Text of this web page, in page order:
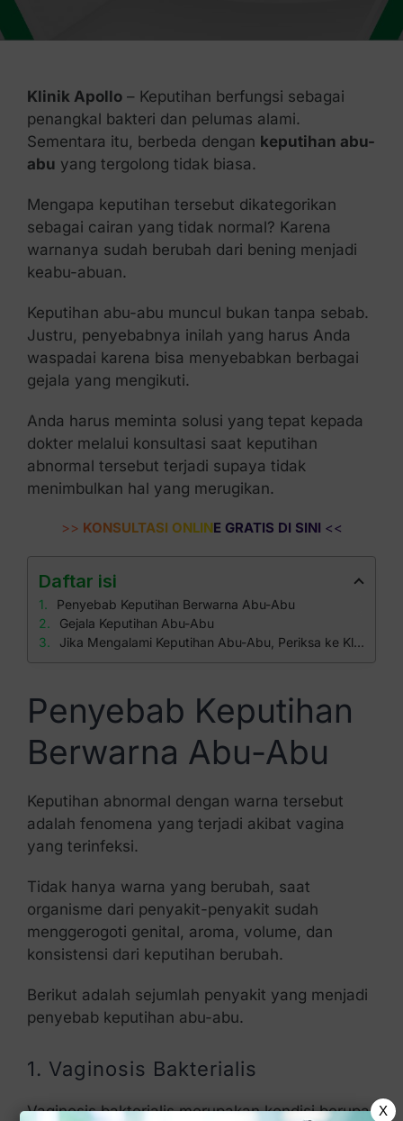
Klinik Apollo– Keputihan berfungsi sebagai
penangkal bakteri dan pelumas alami.
Sementara itu, berbeda dengan keputihan abu-
abu yang tergolong tidak biasa.
Mengapa keputihan tersebut dikategorikan
sebagai cairan yang tidak normal? Karena
warnanya sudah berubah dari bening menjadi
keabu-abuan.
Keputihan abu-abu muncul bukan tanpa sebab.
Justru, penyebabnya inilah yang harus Anda
waspadai karena bisa menyebabkan berbagai
gejala yang mengikuti.
Anda harus meminta solusi yang tepat kepada
dokter melalui konsultasi saat keputihan
abnormal tersebut terjadi supaya tidak
menimbulkan hal yang merugikan.
>> KONSULTASI ONLINE GRATIS DI SINI <<
Daftar isi
Penyebab Keputihan Berwarna Abu-Abu
Gejala Keputihan Abu-Abu
Jika Mengalami Keputihan Abu-Abu, Periksa ke Klinik Apollo
Penyebab Keputihan
Berwarna Abu-Abu
Keputihan abnormal dengan warna tersebut
adalah fenomena yang terjadi akibat vagina
yang terinfeksi.
Tidak hanya warna yang berubah, saat
organisme dari penyakit-penyakit sudah
menggerogoti genital, aroma, volume, dan
konsistensi dari keputihan berubah.
Berikut adalah sejumlah penyakit yang menjadi
penyebab keputihan abu-abu.
1. Vaginosis Bakterialis
Vaginosis bakterialis merupakan kondisi berupa X